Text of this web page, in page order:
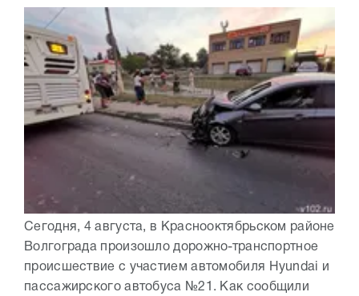
Сегодня, 4 августа, в Краснооктябрьском районе
Волгограда произошло дорожно-транспортное
происшествие с участием автомобиля Hyundai и
пассажирского автобуса №21. Как сообщили